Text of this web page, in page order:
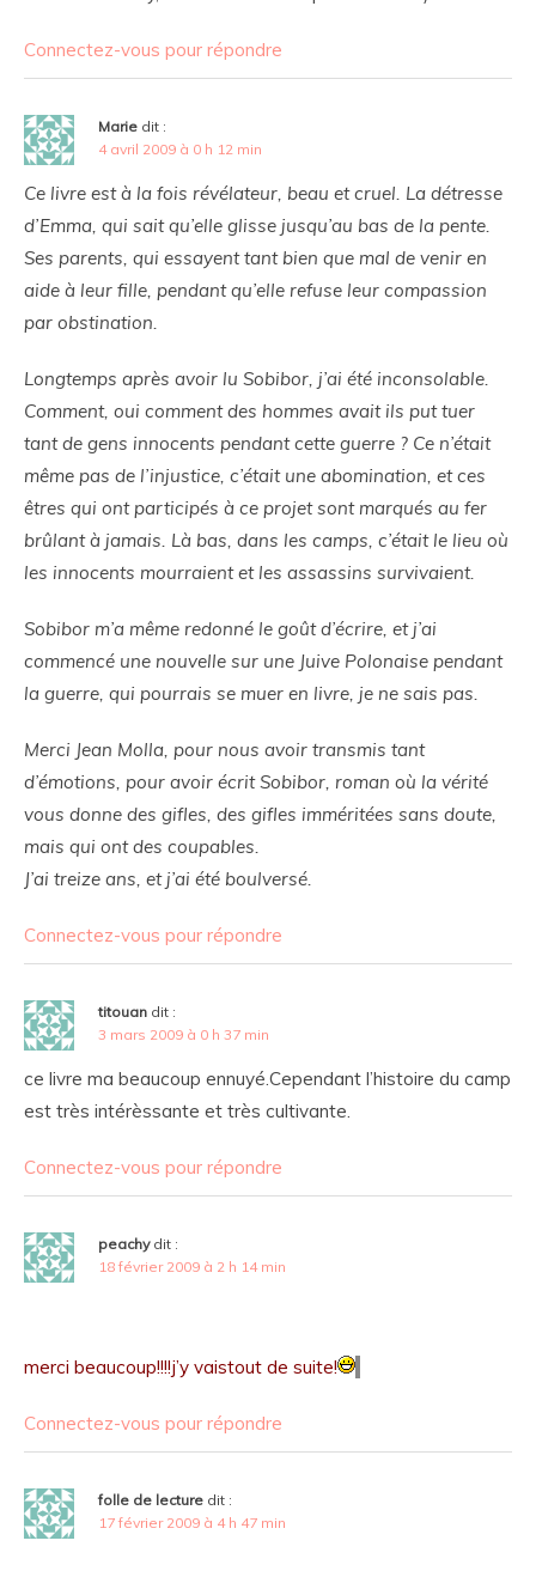
Connectez-vous pour répondre
Marie dit :
4 avril 2009 à 0 h 12 min
Ce livre est à la fois révélateur, beau et cruel. La détresse
d’Emma, qui sait qu’elle glisse jusqu’au bas de la pente.
Ses parents, qui essayent tant bien que mal de venir en
aide à leur fille, pendant qu’elle refuse leur compassion
par obstination.
Longtemps après avoir lu Sobibor, j’ai été inconsolable.
Comment, oui comment des hommes avait ils put tuer
tant de gens innocents pendant cette guerre ? Ce n’était
même pas de l’injustice, c’était une abomination, et ces
êtres qui ont participés à ce projet sont marqués au fer
brûlant à jamais. Là bas, dans les camps, c’était le lieu où
les innocents mourraient et les assassins survivaient.
Sobibor m’a même redonné le goût d’écrire, et j’ai
commencé une nouvelle sur une Juive Polonaise pendant
la guerre, qui pourrais se muer en livre, je ne sais pas.
Merci Jean Molla, pour nous avoir transmis tant
d’émotions, pour avoir écrit Sobibor, roman où la vérité
vous donne des gifles, des gifles imméritées sans doute,
mais qui ont des coupables.
J’ai treize ans, et j’ai été boulversé.
Connectez-vous pour répondre
titouan dit :
3 mars 2009 à 0 h 37 min
ce livre ma beaucoup ennuyé.Cependant l’histoire du camp
est très intérèssante et très cultivante.
Connectez-vous pour répondre
peachy dit :
18 février 2009 à 2 h 14 min
merci beaucoup!!!!j’y vaistout de suite!
Connectez-vous pour répondre
folle de lecture dit :
17 février 2009 à 4 h 47 min